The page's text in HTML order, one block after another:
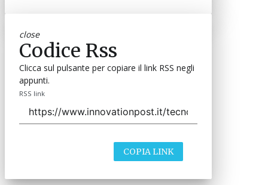
close
Codice Rss
Clicca sul pulsante per copiare il link RSS negli
appunti.
RSS link
COPIA LINK